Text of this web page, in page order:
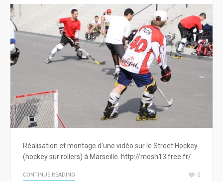
Réalisation et montage d’une vidéo sur le Street Hockey
(hockey sur rollers) à Marseille. http://mosh13.free.fr/
CONTINUE READING 0